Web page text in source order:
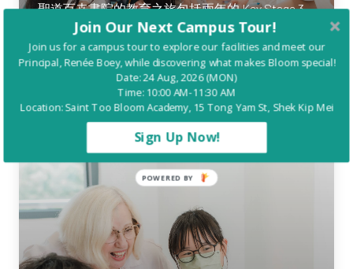
聖道百卉書院的教育之旅包括兩年的 Key Stage 3
(KS3) 課程，涵了廣泛的學科，旨在為學生的學業
和個人成長奠定重要的基礎。
Join Our Next Campus Tour!
Join us for a campus tour to explore our facilities and meet our
Principal, Renée Boey, while discovering what makes Bloom special!
Date: 24 Aug, 2026 (MON)
Time: 10:00 AM-11:30 AM
Location: Saint Too Bloom Academy, 15 Tong Yam St, Shek Kip Mei
Sign Up Now!